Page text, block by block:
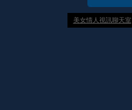
美女情人視訊聊天室